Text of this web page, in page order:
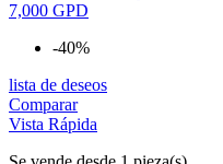
-40%
lista de deseos
Comparar
Vista Rápida